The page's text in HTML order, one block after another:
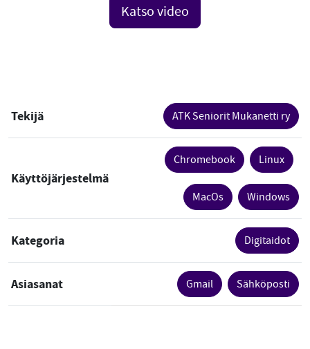
Katso video
Tekijä ATK Seniorit Mukanetti ry
Käyttöjärjestelmä
Chromebook Linux
MacOs Windows
Kategoria Digitaidot
Asiasanat Gmail Sähköposti